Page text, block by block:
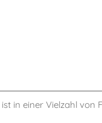
ist in einer Vielzahl